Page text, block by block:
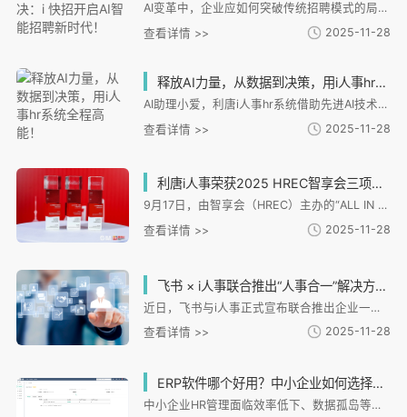
AI变革中，企业应如何突破传统招聘模式的局限，实现高效精准的人才获取？ 这里给大家介绍一款独立招聘AI聚合搜索工具——i快招。它就像招聘界的超级助手，凭借三大核心功能，直击招聘痛点，帮企业实现从“大海捞针”到“精准狙击”的转变。
查看详情 >>
2025-11-28
释放AI力量，从数据到决策，用i人事hr系统全程高能！
AI助理小爱，利唐i人事hr系统借助先进AI技术、大规模预训练模型和云计算能力推出的虚拟数字人
查看详情 >>
2025-11-28
利唐i人事荣获2025 HREC智享会三项大奖，技术实力获行业认可
9月17日，由智享会（HREC）主办的“ALL IN 2025人力资源服务展·上海站”正式揭晓「2025智享会人力资源供应商价值大奖」。i人事凭借领先的产品创新能力与卓越的客户实践价值，荣膺「2025 HCM系统云服务HR臻选供应商」「2025招聘管理系统HR臻选供应商」及「2025薪酬管理与核算系统HR臻选供应商」三项殊荣，进一步彰显其在中国HR SaaS领域的领先实力。
查看详情 >>
2025-11-28
飞书 × i人事联合推出“人事合一”解决方案，助力企业数字化转型
近日，飞书与i人事正式宣布联合推出企业一体化人力资源管理解决方案，标志着企业数字化转型迈入“人事合一、人企一体化”的新阶段。
查看详情 >>
2025-11-28
ERP软件哪个好用？中小企业如何选择适合的HR管理系统？
中小企业HR管理面临效率低下、数据孤岛等痛点，i人事系统提供一体化解决方案。文章从中小企业选型需求切入，分析i人事在招聘、考勤、薪酬、绩效等核心模块的适配能力，特别强调其对连锁、制造等特殊场景的支持。系统通过全流程数字化管理、数据安全防护及移动端协同，有效解决用工分散、合规风险等问题。文章还提供选型评估维度，建议企业关注适配性、模块集成度等关键指标，并通过实际案例展示i人事如何助力企业实现管理升级与数字化转型。